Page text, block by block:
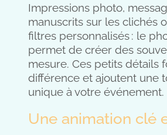
Impressions photo,
manuscrits sur les clichés
filtres personnalisés : le
permet de créer des
mesure. Ces petits détails
différence et ajoutent une
unique à votre événement.
Une animation clé